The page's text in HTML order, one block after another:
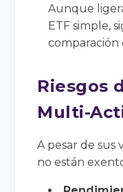
Aunque
ETF simple,
Riesgos
Multi-
A pesar de sus
no están